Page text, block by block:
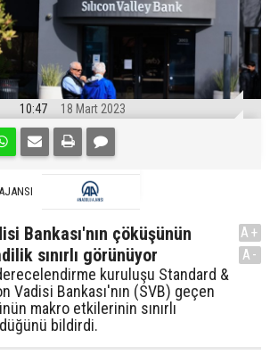
10:47 18 Mart 2023
Bankası'nın çöküşünün
sınırlı görünüyor
kuruluşu Standard &
Vadisi Bankası'nın (SVB) geçen
makro etkilerinin sınırlı
bildirdi.
A+
A-